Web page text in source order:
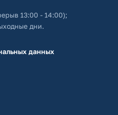
13:00 - 14:00);
дни.
данных